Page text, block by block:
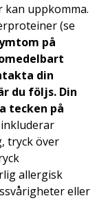
uppkomma.
(se
på
din
du följs. Din
tecken på
tryck över
allergisk
eller